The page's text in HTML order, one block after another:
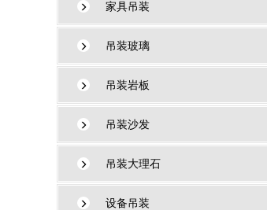
家具吊装
吊装玻璃
吊装岩板
吊装沙发
吊装大理石
设备吊装